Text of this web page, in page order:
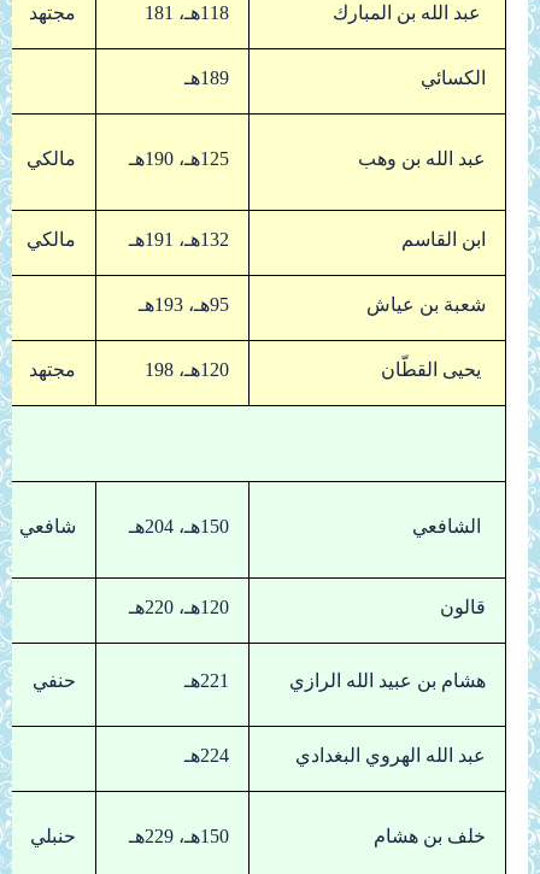
عبد الله بن المبارك 118هـ، 181 مجتهد
الكسائي 189هـ
عبد الله بن وهب 125هـ، 190هـ مالكي
ابن القاسم 132هـ، 191هـ مالكي
شعبة بن عياش 95هـ، 193هـ
يحيى القطّان 120هـ، 198 مجتهد
الشافعي 150هـ، 204هـ شافعي
قالون 120هـ، 220هـ
هشام بن عبيد الله الرازي 221هـ حنفي
عبد الله الهروي البغدادي 224هـ
خلف بن هشام 150هـ، 229هـ حنبلي